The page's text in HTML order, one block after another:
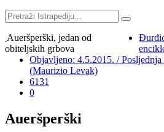
Aueršperški, jedan od
obiteljskih grbova
Objavljeno: 4.5.2015. /
(Maurizio Levak)
6131
0
Aueršperški